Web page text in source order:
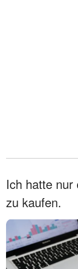
Ich hatte nur
zu kaufen.